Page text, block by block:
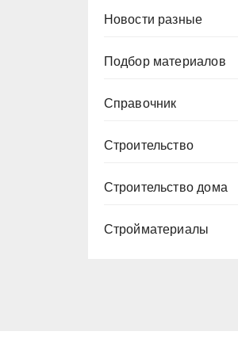
Новости разные
Подбор материалов
Справочник
Строительство
Строительство дома
Стройматериалы